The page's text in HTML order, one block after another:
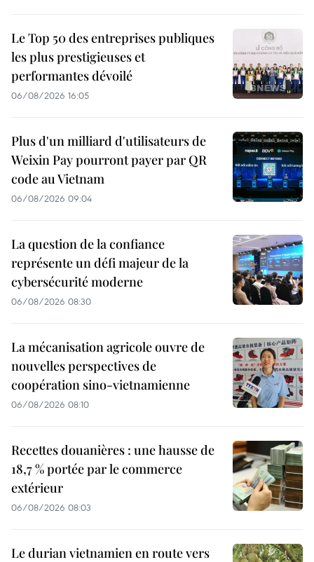
Le Top 50 des entreprises publiques
les plus prestigieuses et
performantes dévoilé
06/08/2026 16:05
Plus d'un milliard d'utilisateurs de
Weixin Pay pourront payer par QR
code au Vietnam
06/08/2026 09:04
La question de la confiance
représente un défi majeur de la
cybersécurité moderne
06/08/2026 08:30
La mécanisation agricole ouvre de
nouvelles perspectives de
coopération sino-vietnamienne
06/08/2026 08:10
Recettes douanières : une hausse de
18,7 % portée par le commerce
extérieur
06/08/2026 08:03
Le durian vietnamien en route vers